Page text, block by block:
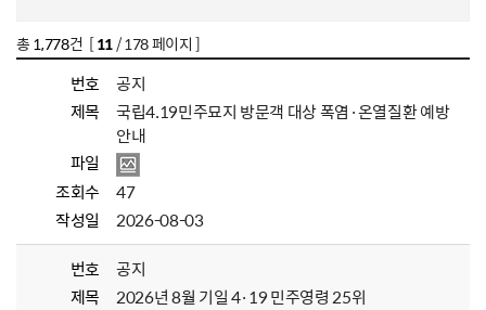
총 1,778건 [11/ 178 페이지 ]
번호
공지
제목
국립4.19민주묘지 방문객 대상 폭염·온열질환 예방
안내
파일
조회수
47
작성일
2026-08-03
번호
공지
제목
2026년 8월 기일 4·19 민주영령 25위